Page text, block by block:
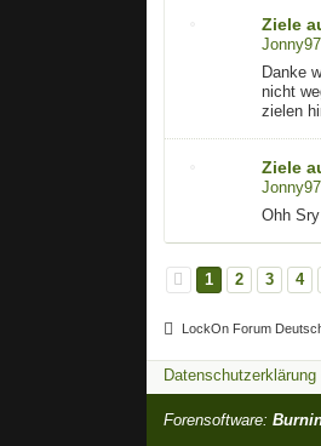
Ziele
Danke
nicht
zielen
Ziele
Ohh
1 2 3 4
LockOn Forum
Datenschutzerklärung
Forensoftware: